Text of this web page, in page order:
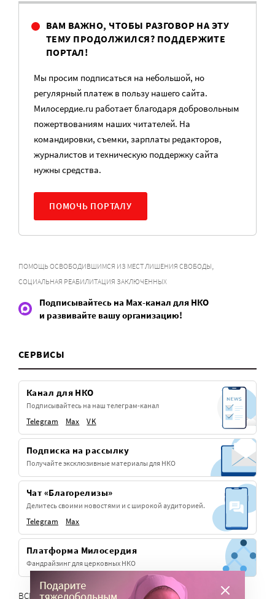
ВАМ ВАЖНО, ЧТОБЫ РАЗГОВОР НА ЭТУ
ТЕМУ ПРОДОЛЖИЛСЯ? ПОДДЕРЖИТЕ
ПОРТАЛ!
Мы просим подписаться на небольшой, но
регулярный платеж в пользу нашего сайта.
Милосердие.ru работает благодаря добровольным
пожертвованиям наших читателей. На
командировки, съемки, зарплаты редакторов,
журналистов и техническую поддержку сайта
нужны средства.
ПОМОЧЬ ПОРТАЛУ
ПОМОЩЬ ОСВОБОДИВШИМСЯ ИЗ МЕСТ ЛИШЕНИЯ СВОБОДЫ,
СОЦИАЛЬНАЯ РЕАБИЛИТАЦИЯ ЗАКЛЮЧЕННЫХ
Подписывайтесь на Max-канал для НКО
и развивайте вашу организацию!
СЕРВИСЫ
Канал для НКО
Подписывайтесь на наш телеграм-канал
Telegram Max VK
Подписка на рассылку
Получайте эксклюзивные материалы для НКО
Чат «Благорелизы»
Делитесь своими новостями и с широкой аудиторией.
Telegram Max
Платформа Милосердия
Фандрайзинг для церковных НКО
ВСЕ СЕРВИСЫ